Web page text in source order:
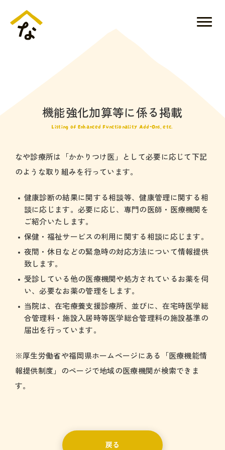
機能強化加算等に係る掲載
Listing of Enhanced Functionality Add-Ons, etc.
なや診療所は「かかりつけ医」として必要に応じて下記
のような取り組みを行っています。
健康診断の結果に関する相談等、健康管理に関する相
談に応じます。必要に応じ、専門の医師・医療機関を
ご紹介いたします。
保健・福祉サービスの利用に関する相談に応じます。
夜間・休日などの緊急時の対応方法について情報提供
致します。
受診している他の医療機関や処方されているお薬を伺
い、必要なお薬の管理をします。
当院は、在宅療養支援診療所、並びに、在宅時医学総
合管理料・施設入居時等医学総合管理料の施設基準の
届出を行っています。
※厚生労働省や福岡県ホームページにある「医療機能情
報提供制度」のページで地域の医療機関が検索できま
す。
戻る